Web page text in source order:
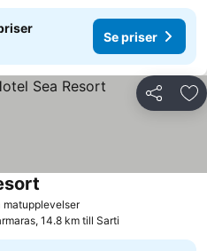
Se priser
Dela
Se priser
14.8 km till Sarti